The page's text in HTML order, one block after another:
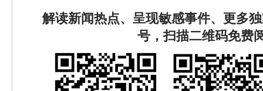
解读新闻热点、呈现敏感事件、更多
号，扫描二维码免费